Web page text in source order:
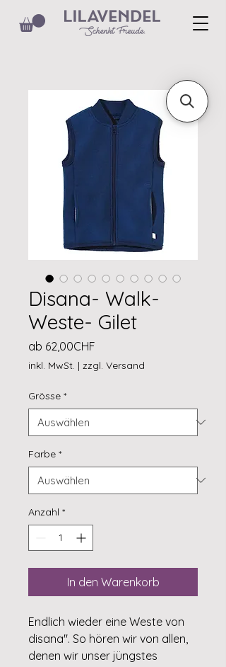
Disana- Walk-
Weste- Gilet
ab 62,00CHF
Preis
inkl. MwSt. | zzgl. Versand
Grösse *
Farbe *
Anzahl *
In den Warenkorb
Endlich wieder eine Weste von
disana". So hören wir von allen,
denen wir unser jüngstes